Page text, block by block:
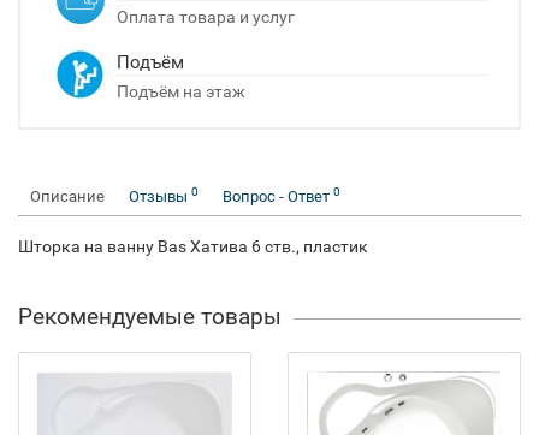
Оплата товара и услуг
Подъём
Подъём на этаж
Описание Отзывы 0 Вопрос - Ответ 0
Шторка на ванну Bas Хатива 6 ств., пластик
Рекомендуемые товары